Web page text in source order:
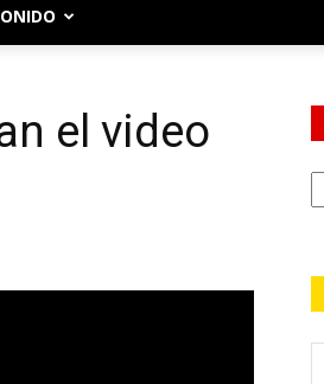
el video